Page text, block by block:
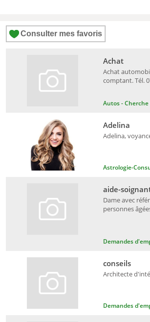
Consulter mes favoris
Autos -
Achat
comptant. Tél.
Achat
Astrologie-
Adelina,
Adelina
Demandes
Dame avec
personnes
aide-
Demandes
Architecte
conseils